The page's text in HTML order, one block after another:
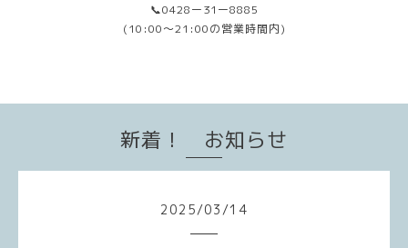
📞0428ー31ー8885
(10:00〜21:00の営業時間内)
新着！ お知らせ
2025/03 /14